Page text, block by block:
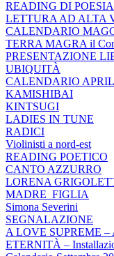
READING DI POESIA
LETTURA AD ALTA
CALENDARIO
TERRA MAGRA il
PRESENTAZIONE
UBIQUITÀ
CALENDARIO
KAMISHIBAI
KINTSUGI
LADIES IN TUNE
RADICI
Violinisti a nord-est
READING POETICO
CANTO AZZURRO
LORENA
MADRE_FIGLIA
Simona Severini
SEGNALAZIONE
A LOVE SUPREME –
ETERNITÀ –